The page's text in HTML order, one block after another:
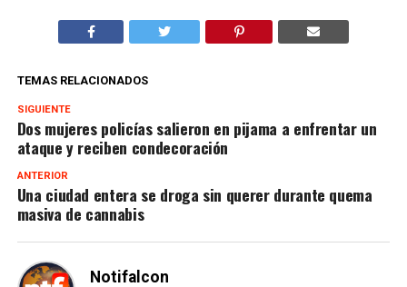
TEMAS RELACIONADOS
SIGUIENTE
Dos mujeres policías salieron en pijama a enfrentar un
ataque y reciben condecoración
ANTERIOR
Una ciudad entera se droga sin querer durante quema
masiva de cannabis
Notifalcon